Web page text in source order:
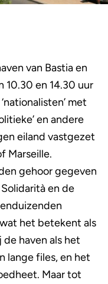
van Bastia en
10.30 en 14.30 uur
met
en andere
eiland vastgezet
Marseille.
gehoor gegeven
en de
het betekent als
de haven als het
lange files, en het
Maar tot